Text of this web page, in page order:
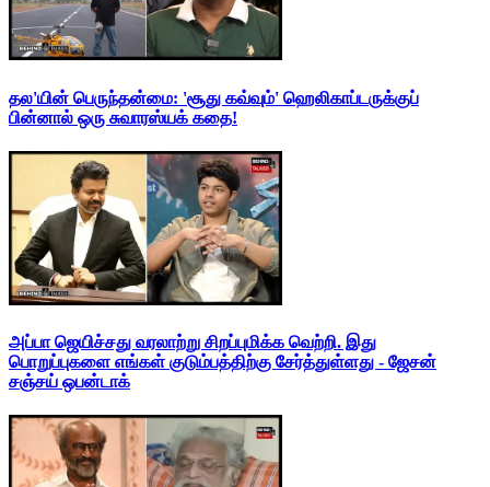
தல'யின் பெருந்தன்மை: 'சூது கவ்வும்' ஹெலிகாப்டருக்குப்
பின்னால் ஒரு சுவாரஸ்யக் கதை!
அப்பா ஜெயிச்சது வரலாற்று சிறப்புமிக்க வெற்றி. இது
பொறுப்புகளை எங்கள் குடும்பத்திற்கு சேர்த்துள்ளது - ஜேசன்
சஞ்சய் ஒபன்டாக்